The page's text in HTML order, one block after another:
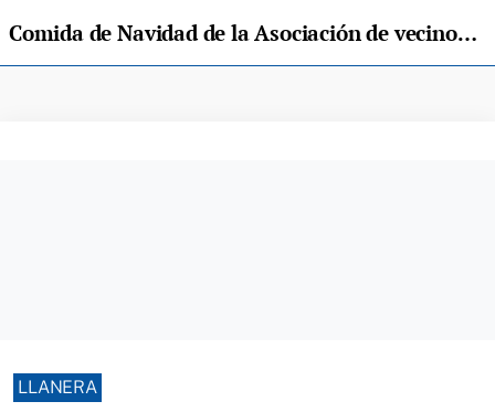
Comida de Navidad de la Asociación de vecinos de San Cucufate
LLANERA